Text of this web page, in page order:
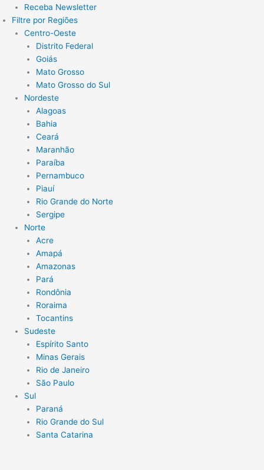
Receba Newsletter
Filtre por Regiões
Centro-Oeste
Distrito Federal
Goiás
Mato Grosso
Mato Grosso do Sul
Nordeste
Alagoas
Bahia
Ceará
Maranhão
Paraíba
Pernambuco
Piauí
Rio Grande do Norte
Sergipe
Norte
Acre
Amapá
Amazonas
Pará
Rondônia
Roraima
Tocantins
Sudeste
Espírito Santo
Minas Gerais
Rio de Janeiro
São Paulo
Sul
Paraná
Rio Grande do Sul
Santa Catarina